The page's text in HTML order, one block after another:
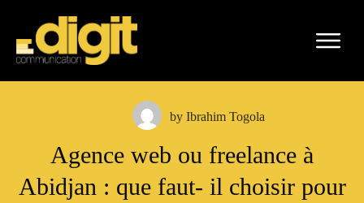
byIbrahim Togola
Agence web ou freelance à
Abidjan : que faut- il choisir pour